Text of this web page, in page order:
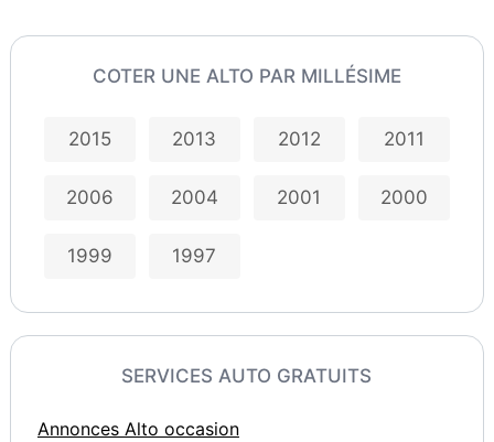
COTER UNE ALTO PAR MILLÉSIME
2015 2013 2012 2011
2006 2004 2001 2000
1999 1997
SERVICES AUTO GRATUITS
Annonces Alto occasion